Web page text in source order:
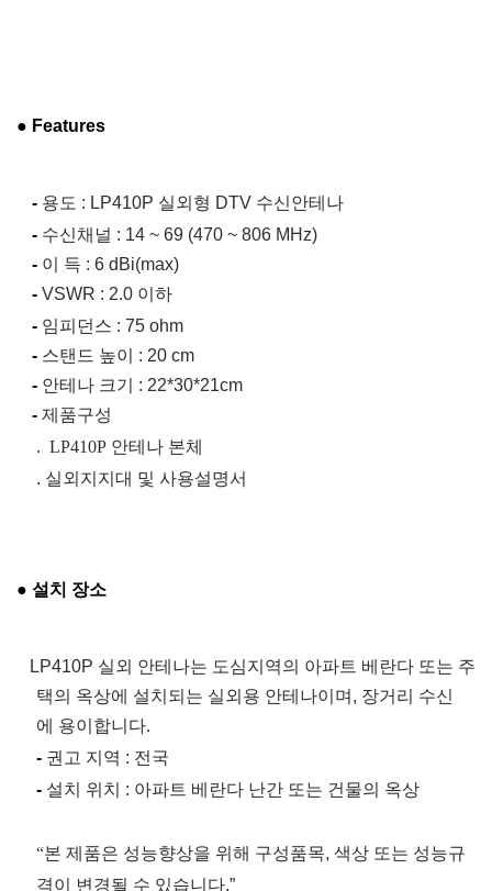
● Features
- 용도 : LP410P 실외형 DTV 수신안테나
- 수신채널 : 14 ~ 69 (470 ~ 806 MHz)
- 이 득 : 6 dBi(max)
- VSWR : 2.0 이하
- 임피던스 : 75 ohm
- 스탠드 높이
: 20 cm
- 안테나 크기
: 22*30*21cm
- 제품구성
. LP410P 안테나 본체
. 실외지지대 및 사용설명서
● 설치 장소
LP410P 실외 안테나는 도심지역의 아파트 베란다 또는 주
택의 옥상에 설치되는 실외용 안테나이며 , 장거리 수신
에 용이합니다.
- 권고 지역 : 전국
- 설치 위치 : 아파트 베란다 난간 또는 건물의 옥상
“본 제품은 성능향상을 위해 구성품목, 색상 또는 성능규
격이
변경될 수 있습니다.”